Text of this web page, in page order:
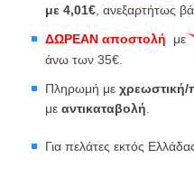
με 4,01€ , ανεξαρτήτως
ΔΩΡΕΑΝ αποστολή με
άνω των 35€.
Πληρωμή με χρεωστική/
με αντικαταβολή.
Για πελάτες εκτός